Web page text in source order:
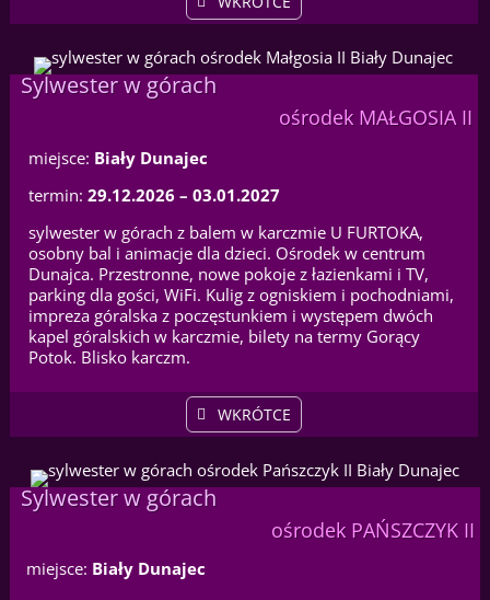
Sylwester w górach
ośrodek MAŁGOSIA II
miejsce: Biały Dunajec
termin: 29.12.2026 – 03.01.2027
sylwester w górach z balem w karczmie U FURTOKA,
osobny bal i animacje dla dzieci. Ośrodek w centrum
Dunajca. Przestronne, nowe pokoje z łazienkami i TV,
parking dla gości, WiFi. Kulig z ogniskiem i pochodniami,
impreza góralska z poczęstunkiem i występem dwóch
kapel góralskich w karczmie, bilety na termy Gorący
Potok. Blisko karczm.
WKRÓTCE
Sylwester w górach
ośrodek PAŃSZCZYK II
miejsce: Biały Dunajec